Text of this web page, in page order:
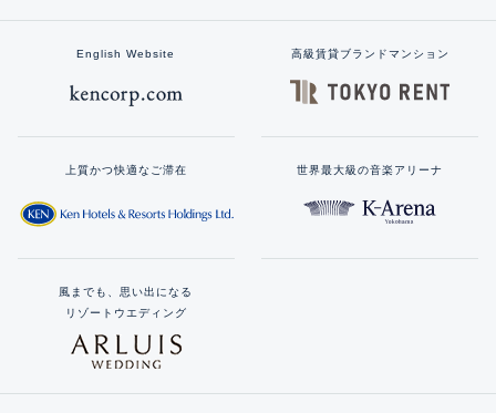
English Website 高級賃貸ブランドマンション
上質かつ快適なご滞在 世界最大級の音楽アリーナ
風までも、思い出になる
リゾートウエディング